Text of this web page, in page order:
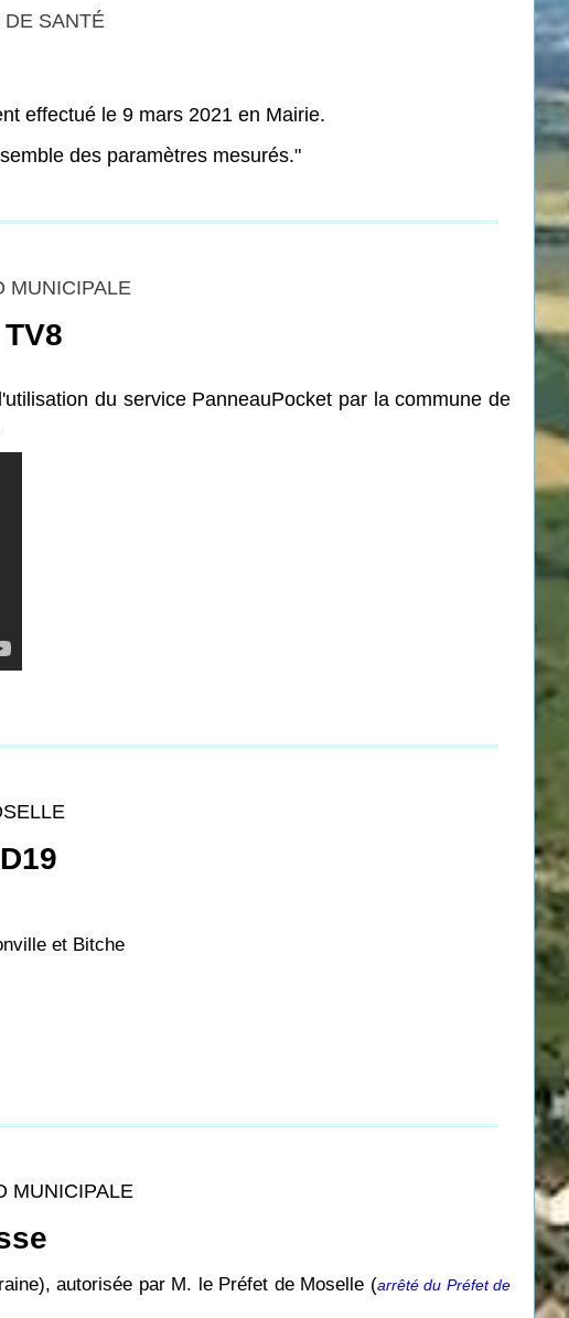
SANTÉ
effectué le 9 mars 2021 en Mairie.
des paramètres mesurés."
MUNICIPALE
du service PanneauPocket par la commune de
et Bitche
MUNICIPALE
autorisée par M. le Préfet de Moselle (arrêté du Préfet de